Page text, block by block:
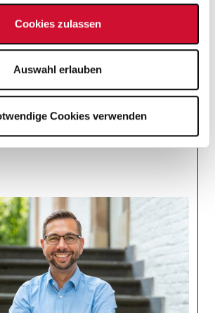
Cookies zulassen
Auswahl erlauben
Cookies verwenden
2e,46562Voerde
/ Kreis Wesel
Zeitpunkt
mit Übernahmeoption